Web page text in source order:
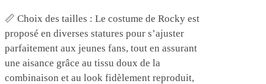
📏 Choix des tailles : Le costume de Rocky est
proposé en diverses statures pour s’ajuster
parfaitement aux jeunes fans, tout en assurant
une aisance grâce au tissu doux de la
combinaison et au look fidèlement reproduit,